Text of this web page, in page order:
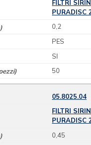
FILTRI
PURADISC
0,2
PES
SI
50
05.8025.04
FILTRI
PURADISC
0,45